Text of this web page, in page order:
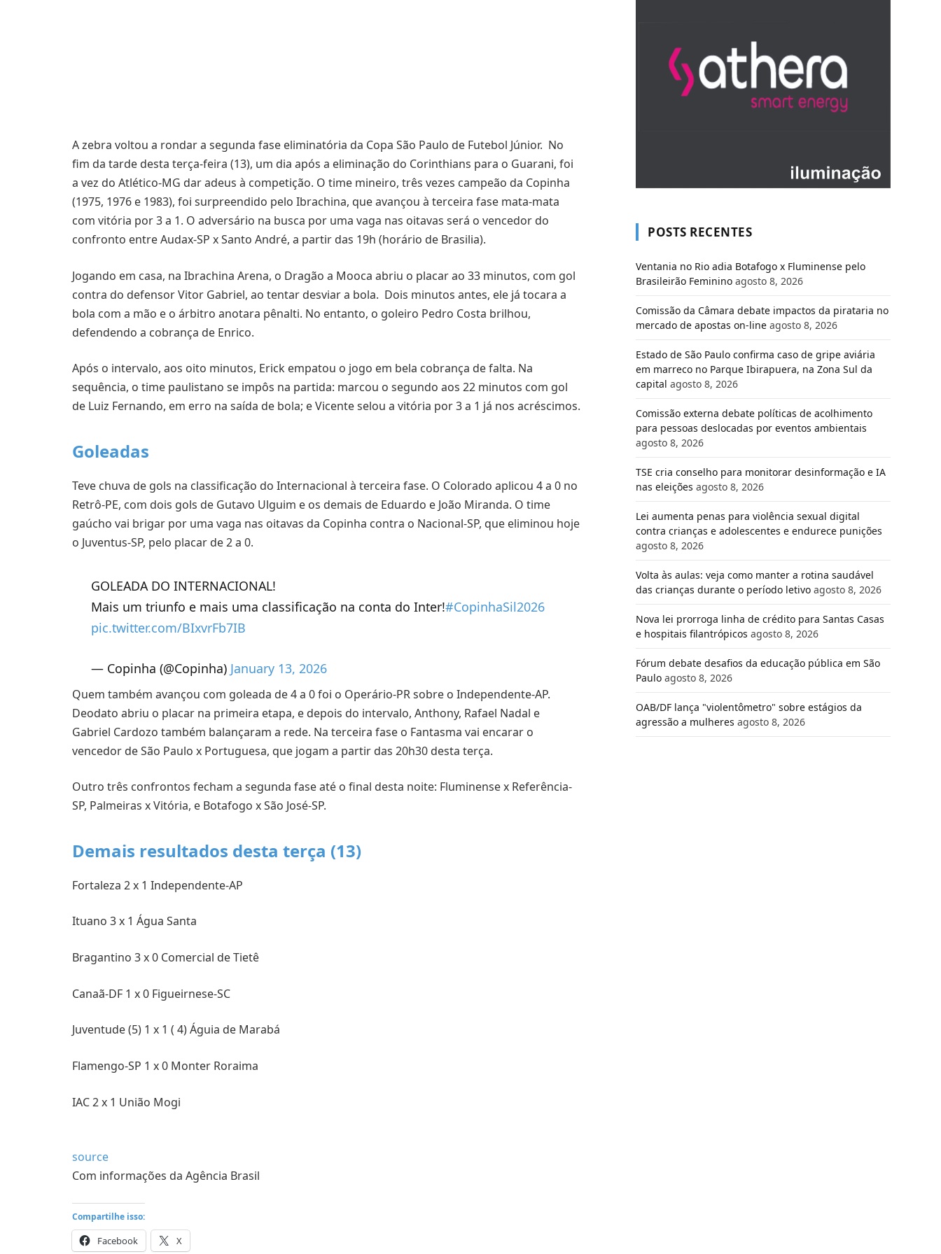
A zebra voltou a rondar a segunda fase eliminatória da Copa São Paulo de Futebol Júnior. No
fim da tarde desta terça-feira (13), um dia após a eliminação do Corinthians para o Guarani, foi
a vez do Atlético-MG dar adeus à competição. O time mineiro, três vezes campeão da Copinha
(1975, 1976 e 1983), foi surpreendido pelo Ibrachina, que avançou à terceira fase mata-mata
com vitória por 3 a 1. O adversário na busca por uma vaga nas oitavas será o vencedor do
confronto entre Audax-SP x Santo André, a partir das 19h (horário de Brasilia).
Jogando em casa, na Ibrachina Arena, o Dragão a Mooca abriu o placar ao 33 minutos, com gol
contra do defensor Vitor Gabriel, ao tentar desviar a bola. Dois minutos antes, ele já tocara a
bola com a mão e o árbitro anotara pênalti. No entanto, o goleiro Pedro Costa brilhou,
defendendo a cobrança de Enrico.
Após o intervalo, aos oito minutos, Erick empatou o jogo em bela cobrança de falta. Na
sequência, o time paulistano se impôs na partida: marcou o segundo aos 22 minutos com gol
de Luiz Fernando, em erro na saída de bola; e Vicente selou a vitória por 3 a 1 já nos acréscimos.
Goleadas
Teve chuva de gols na classificação do Internacional à terceira fase. O Colorado aplicou 4 a 0 no
Retrô-PE, com dois gols de Gutavo Ulguim e os demais de Eduardo e João Miranda. O time
gaúcho vai brigar por uma vaga nas oitavas da Copinha contra o Nacional-SP, que eliminou hoje
o Juventus-SP, pelo placar de 2 a 0.
GOLEADA DO INTERNACIONAL!
Mais um triunfo e mais uma classificação na conta do Inter!#CopinhaSil2026
pic.twitter.com/BIxvrFb7IB
— Copinha (@Copinha) January 13, 2026
Quem também avançou com goleada de 4 a 0 foi o Operário-PR sobre o Independente-AP.
Deodato abriu o placar na primeira etapa, e depois do intervalo, Anthony, Rafael Nadal e
Gabriel Cardozo também balançaram a rede. Na terceira fase o Fantasma vai encarar o
vencedor de São Paulo x Portuguesa, que jogam a partir das 20h30 desta terça.
Outro três confrontos fecham a segunda fase até o final desta noite: Fluminense x Referência-
SP, Palmeiras x Vitória, e Botafogo x São José-SP.
Demais resultados desta terça (13)
Fortaleza 2 x 1 Independente-AP
Ituano 3 x 1 Água Santa
Bragantino 3 x 0 Comercial de Tietê
Canaã-DF 1 x 0 Figueirnese-SC
Juventude (5) 1 x 1 ( 4) Águia de Marabá
Flamengo-SP 1 x 0 Monter Roraima
IAC 2 x 1 União Mogi
source
Com informações da Agência Brasil
Compartilhe isso:
Facebook X
POSTS RECENTES
Ventania no Rio adia Botafogo x Fluminense pelo
Brasileirão Feminino agosto 8, 2026
Comissão da Câmara debate impactos da pirataria no
mercado de apostas on-line agosto 8, 2026
Estado de São Paulo confirma caso de gripe aviária
em marreco no Parque Ibirapuera, na Zona Sul da
capital agosto 8, 2026
Comissão externa debate políticas de acolhimento
para pessoas deslocadas por eventos ambientais
agosto 8, 2026
TSE cria conselho para monitorar desinformação e IA
nas eleições agosto 8, 2026
Lei aumenta penas para violência sexual digital
contra crianças e adolescentes e endurece punições
agosto 8, 2026
Volta às aulas: veja como manter a rotina saudável
das crianças durante o período letivo agosto 8, 2026
Nova lei prorroga linha de crédito para Santas Casas
e hospitais filantrópicos agosto 8, 2026
Fórum debate desafios da educação pública em São
Paulo agosto 8, 2026
OAB/DF lança "violentômetro" sobre estágios da
agressão a mulheres agosto 8, 2026